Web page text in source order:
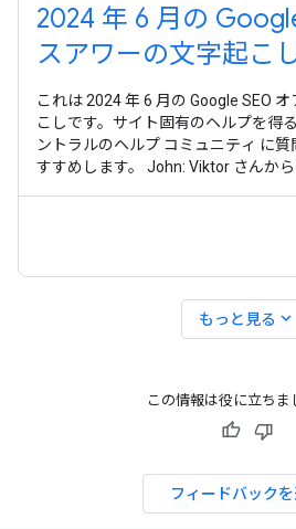
2024 年 6 月の
スアワーの文字起こ
これは 2024 年 6 月の Google SEO
こしです。サイト固有のヘルプを得
ントラルのヘルプ コミュニティ に
すすめします。 John: Viktor さんから
もっと見る expand_more
この情報は役に立ちま
フィードバック